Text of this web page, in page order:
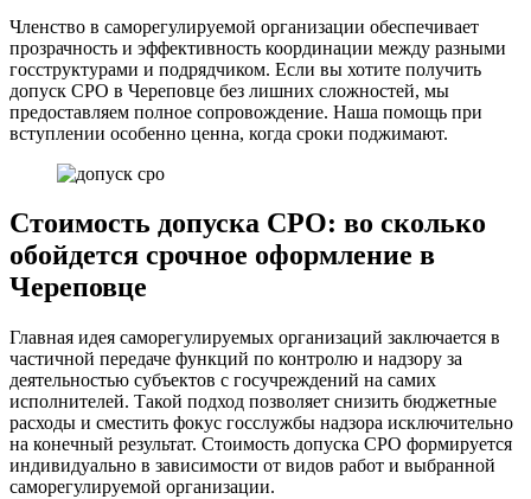
Членство в саморегулируемой организации обеспечивает
прозрачность и эффективность координации между разными
госструктурами и подрядчиком. Если вы хотите получить
допуск СРО в Череповце без лишних сложностей, мы
предоставляем полное сопровождение. Наша помощь при
вступлении особенно ценна, когда сроки поджимают.
Стоимость допуска СРО: во сколько
обойдется срочное оформление в
Череповце
Главная идея саморегулируемых организаций заключается в
частичной передаче функций по контролю и надзору за
деятельностью субъектов с госучреждений на самих
исполнителей. Такой подход позволяет снизить бюджетные
расходы и сместить фокус госслужбы надзора исключительно
на конечный результат. Стоимость допуска СРО формируется
индивидуально в зависимости от видов работ и выбранной
саморегулируемой организации.